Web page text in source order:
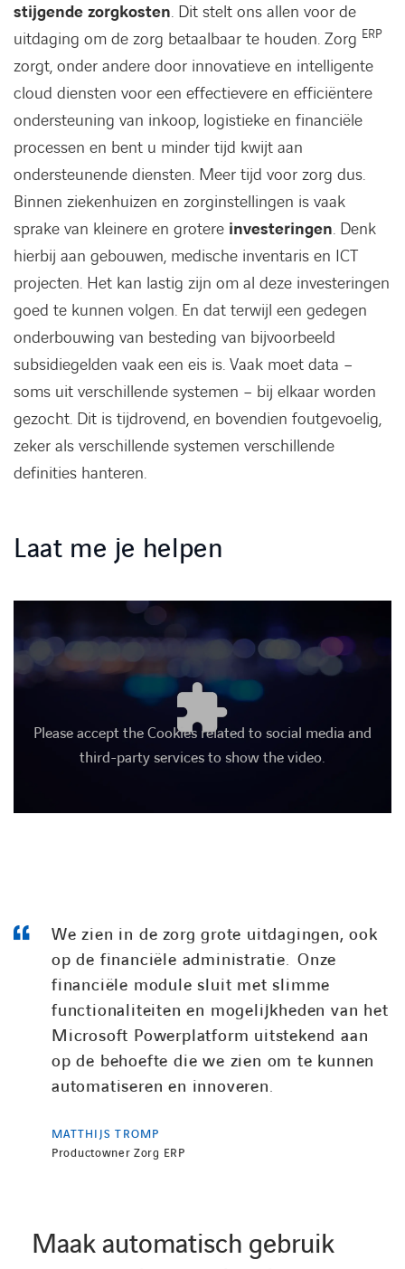
stijgende zorgkosten. Dit stelt ons allen voor de
uitdaging om de zorg betaalbaar te houden. Zorg ERP
zorgt, onder andere door innovatieve en intelligente
cloud diensten voor een effectievere en efficiëntere
ondersteuning van inkoop, logistieke en financiële
processen en bent u minder tijd kwijt aan
ondersteunende diensten. Meer tijd voor zorg dus.
Binnen ziekenhuizen en zorginstellingen is vaak
sprake van kleinere en grotere investeringen. Denk
hierbij aan gebouwen, medische inventaris en ICT
projecten. Het kan lastig zijn om al deze investeringen
goed te kunnen volgen. En dat terwijl een gedegen
onderbouwing van besteding van bijvoorbeeld
subsidiegelden vaak een eis is. Vaak moet data –
soms uit verschillende systemen – bij elkaar worden
gezocht. Dit is tijdrovend, en bovendien foutgevoelig,
zeker als verschillende systemen verschillende
definities hanteren.
Laat me je helpen
Please accept the Cookies related to social media and
third-party services to show the video.
We zien in de zorg grote uitdagingen, ook
op de financiële administratie. Onze
financiële module sluit met slimme
functionaliteiten en mogelijkheden van het
Microsoft Powerplatform uitstekend aan
op de behoefte die we zien om te kunnen
automatiseren en innoveren.
MATTHIJS TROMP
Productowner Zorg ERP
Maak automatisch gebruik